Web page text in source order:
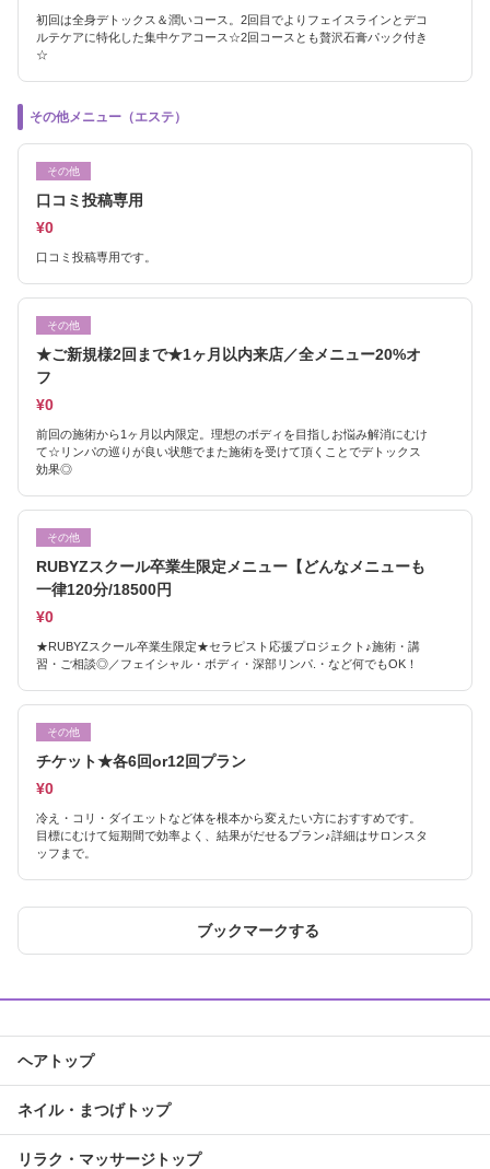
初回は全身デトックス＆潤いコース。2回目でよりフェイスラインとデコ
ルテケアに特化した集中ケアコース☆2回コースとも贅沢石膏パック付き
☆
その他メニュー（エステ）
その他
口コミ投稿専用
¥0
口コミ投稿専用です。
その他
★ご新規様2回まで★1ヶ月以内来店／全メニュー20%オ
フ
¥0
前回の施術から1ヶ月以内限定。理想のボディを目指しお悩み解消にむけ
て☆リンパの巡りが良い状態でまた施術を受けて頂くことでデトックス
効果◎
その他
RUBYZスクール卒業生限定メニュー【どんなメニューも
一律120分/18500円
¥0
★RUBYZスクール卒業生限定★セラピスト応援プロジェクト♪施術・講
習・ご相談◎／フェイシャル・ボディ・深部リンパ.・など何でもOK！
その他
チケット★各6回or12回プラン
¥0
冷え・コリ・ダイエットなど体を根本から変えたい方におすすめです。
目標にむけて短期間で効率よく、結果がだせるプラン♪詳細はサロンスタ
ッフまで。
ブックマークする
ヘアトップ
ネイル・まつげトップ
リラク・マッサージトップ